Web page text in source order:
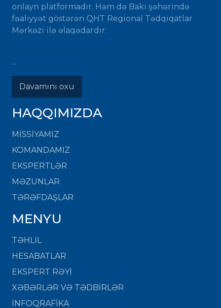
onlayn platformadır. Həm də Bakı şəhərində
fəaliyyət göstərən QHT Regional Tədqiqatlar
Mərkəzi ilə əlaqədardır.
...
Davamını oxu
HAQQIMIZDA
MISSIYAMIZ
KOMANDAMIZ
EKSPERTLƏR
MƏZUNLAR
TƏRƏFDAŞLAR
MENYU
TƏHLİL
HESABATLAR
EKSPERT RƏYİ
XƏBƏRLƏR VƏ TƏDBİRLƏR
İNFOQRAFİKA